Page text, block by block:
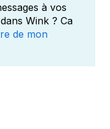
à vos
Wink ? Ca
de mon